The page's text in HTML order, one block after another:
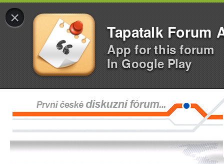
×
Tapatalk Forum
App for this forum
In Google Play